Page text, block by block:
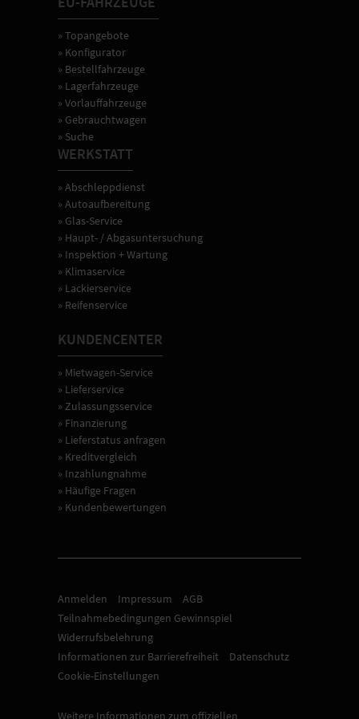
» Topangebote
» Konfigurator
» Bestellfahrzeuge
» Lagerfahrzeuge
» Vorlauffahrzeuge
» Gebrauchtwagen
» Suche
WERKSTATT
» Abschleppdienst
» Autoaufbereitung
» Glas-Service
» Haupt- / Abgasuntersuchung
» Inspektion + Wartung
» Klimaservice
» Lackierservice
» Reifenservice
KUNDENCENTER
» Mietwagen-Service
» Lieferservice
» Zulassungsservice
» Finanzierung
» Lieferstatus anfragen
» Kreditvergleich
» Inzahlungnahme
» Häufige Fragen
» Kundenbewertungen
Anmelden Impressum
AGB
Teilnahmebedingungen Gewinnspiel
Widerrufsbelehrung
Informationen zur Barrierefreiheit
Datenschutz
Cookie-Einstellungen
Weitere Informationen zum offiziellen